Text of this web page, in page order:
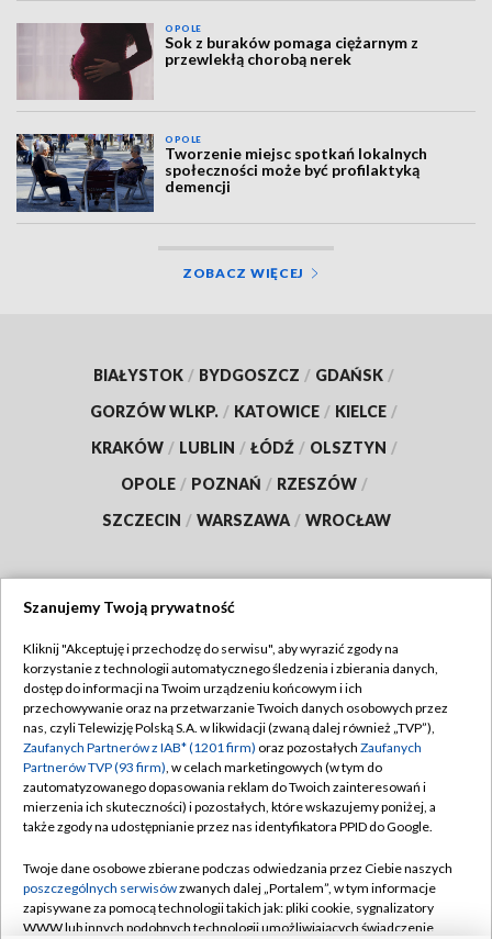
OPOLE
Sok z buraków pomaga ciężarnym z
przewlekłą chorobą nerek
OPOLE
Tworzenie miejsc spotkań lokalnych
społeczności może być profilaktyką
demencji
ZOBACZ WIĘCEJ
BIAŁYSTOK / BYDGOSZCZ / GDAŃSK /
GORZÓW WLKP. / KATOWICE / KIELCE /
KRAKÓW / LUBLIN / ŁÓDŹ / OLSZTYN /
OPOLE / POZNAŃ / RZESZÓW /
SZCZECIN / WARSZAWA / WROCŁAW
TVP
Abonament TVP
Emisja w TVP
Centrum informacji TVP
Naziemna Telewizja Cyfrowa
Rada Programowa
System NOS
Regulamin TVP
Polityka prywatności
Moje zgody
Pomoc
Kontakt
Szanujemy Twoją prywatność
Kliknij "Akceptuję i przechodzę do serwisu", aby wyrazić zgody na
korzystanie z technologii automatycznego śledzenia i zbierania danych,
dostęp do informacji na Twoim urządzeniu końcowym i ich
przechowywanie oraz na przetwarzanie Twoich danych osobowych przez
nas, czyli Telewizję Polską S.A. w likwidacji (zwaną dalej również „TVP”),
Zaufanych Partnerów z IAB* (1201 firm) oraz pozostałych Zaufanych
Partnerów TVP (93 firm), w celach marketingowych (w tym do
zautomatyzowanego dopasowania reklam do Twoich zainteresowań i
mierzenia ich skuteczności) i pozostałych, które wskazujemy poniżej, a
także zgody na udostępnianie przez nas identyfikatora PPID do Google.
Twoje dane osobowe zbierane podczas odwiedzania przez Ciebie naszych
poszczególnych serwisówzwanych dalej „Portalem”, w tym informacje
zapisywane za pomocą technologii takich jak: pliki cookie, sygnalizatory
WWW lub innych podobnych technologii umożliwiających świadczenie